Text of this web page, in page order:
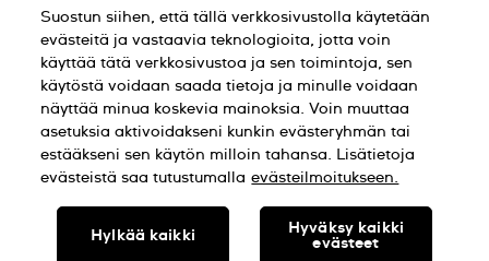
Withdraw from contract
Privacy Policy Cookie Notice
Terms of use
SWISS MADE
Suostun siihen, että tällä verkkosivustolla käytetään
evästeitä ja vastaavia teknologioita, jotta voin
käyttää tätä verkkosivustoa ja sen toimintoja, sen
käytöstä voidaan saada tietoja ja minulle voidaan
näyttää minua koskevia mainoksia. Voin muuttaa
asetuksia aktivoidakseni kunkin evästeryhmän tai
estääkseni sen käytön milloin tahansa. Lisätietoja
evästeistä saa tutustumalla evästeilmoitukseen.
Hylkää kaikki
Hyväksy kaikki
evästeet